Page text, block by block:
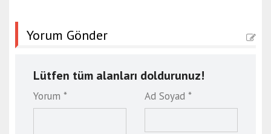
Yorum Gönder
Lütfen tüm alanları doldurunuz!
Yorum * Ad Soyad *